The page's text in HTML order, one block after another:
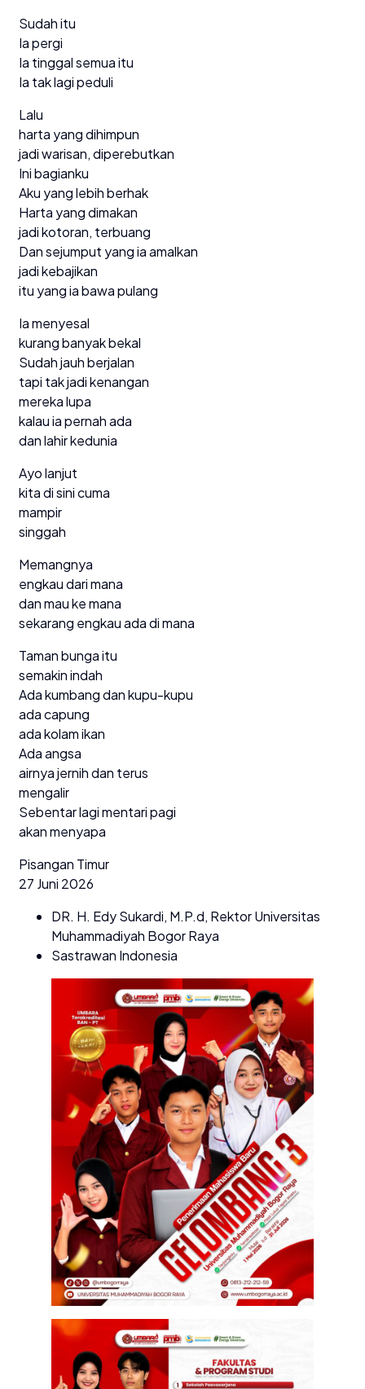
Sudah itu
Ia pergi
Ia tinggal semua itu
Ia tak lagi peduli
Lalu
harta yang dihimpun
jadi warisan, diperebutkan
Ini bagianku
Aku yang lebih berhak
Harta yang dimakan
jadi kotoran, terbuang
Dan sejumput yang ia amalkan
jadi kebajikan
itu yang ia bawa pulang
Ia menyesal
kurang banyak bekal
Sudah jauh berjalan
tapi tak jadi kenangan
mereka lupa
kalau ia pernah ada
dan lahir kedunia
Ayo lanjut
kita di sini cuma
mampir
singgah
Memangnya
engkau dari mana
dan mau ke mana
sekarang engkau ada di mana
Taman bunga itu
semakin indah
Ada kumbang dan kupu-kupu
ada capung
ada kolam ikan
Ada angsa
airnya jernih dan terus
mengalir
Sebentar lagi mentari pagi
akan menyapa
Pisangan Timur
27 Juni 2026
DR. H. Edy Sukardi, M.P.d, Rektor Universitas
Muhammadiyah Bogor Raya
Sastrawan Indonesia